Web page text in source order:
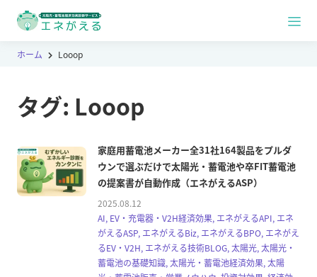
ホーム Looop
タグ: Looop
家庭用蓄電池メーカー全31社164製品をプルダ
ウンで選ぶだけで太陽光・蓄電池や卒FIT蓄電池
の提案書が自動作成（エネがえるASP）
2025.08.12
AI, EV・充電器・V2H経済効果, エネがえるAPI, エネ
がえるASP, エネがえるBiz, エネがえるBPO, エネがえ
るEV・V2H, エネがえる技術BLOG, 太陽光, 太陽光・
蓄電池の基礎知識, 太陽光・蓄電池経済効果, 太陽